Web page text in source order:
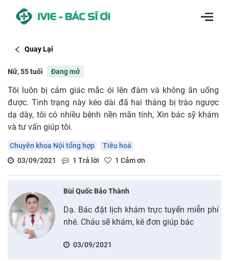
Quay Lại
Nữ, 55 tuổi Đang mở
Tôi luôn bị cảm giác mắc ói lên đàm và không ăn uống
được. Tình trạng này kéo dài đã hai tháng bị trào ngược
dạ dày, tôi có nhiều bệnh nền mãn tính, Xin bác sỹ khám
và tư vấn giúp tôi.
Chuyên khoa Nội tổng hợp
Tiêu hoá
03/09/2021
1 Trả lời 1 Cảm ơn
Bùi Quốc Bảo Thành
Dạ. Bác đặt lịch khám trực tuyến miễn phí
nhé. Cháu sẽ khám, kê đơn giúp bác
03/09/2021